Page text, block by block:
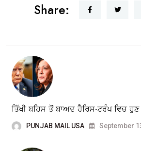
Share:
ਤਿੱਖੀ ਬਹਿਸ ਤੋਂ ਬਾਅਦ ਹੈਰਿਸ-ਟਰੰਪ ਵਿਚ ਹੁਣ
PUNJAB MAIL USA September